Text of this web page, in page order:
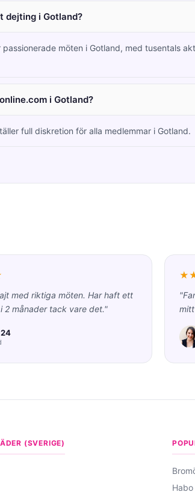
dejting i Gotland?
möten i Gotland, med tusentals
i Gotland?
full diskretion för alla medlemmar i Gotland.
med riktiga möten. Har haft ett
2 månader tack vare det."
(SVERIGE)
Habo